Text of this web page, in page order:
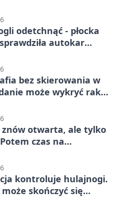
odetchnąć - płocka
autokar
bez skierowania w
może wykryć raka,
znów otwarta, ale tylko
czas na
kontroluje hulajnogi.
może skończyć się